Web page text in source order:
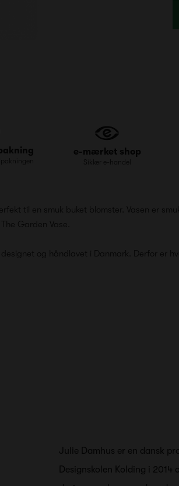
e-mærket shop
Sikker e-handel
til en smuk buket blomster. Vasen er
Garden Vase.
og håndlavet i Danmark. Derfor er
Julie Damhus er en dansk
Designskolen Kolding i